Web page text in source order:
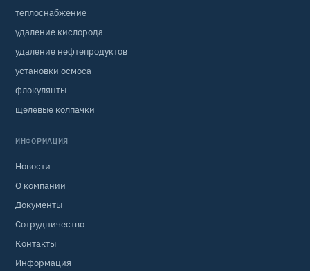
теплоснабжение
удаление кислорода
удаление нефтепродуктов
установки осмоса
флокулянты
щелевые колпачки
ИНФОРМАЦИЯ
Новости
О компании
Документы
Сотрудничество
Контакты
Информация